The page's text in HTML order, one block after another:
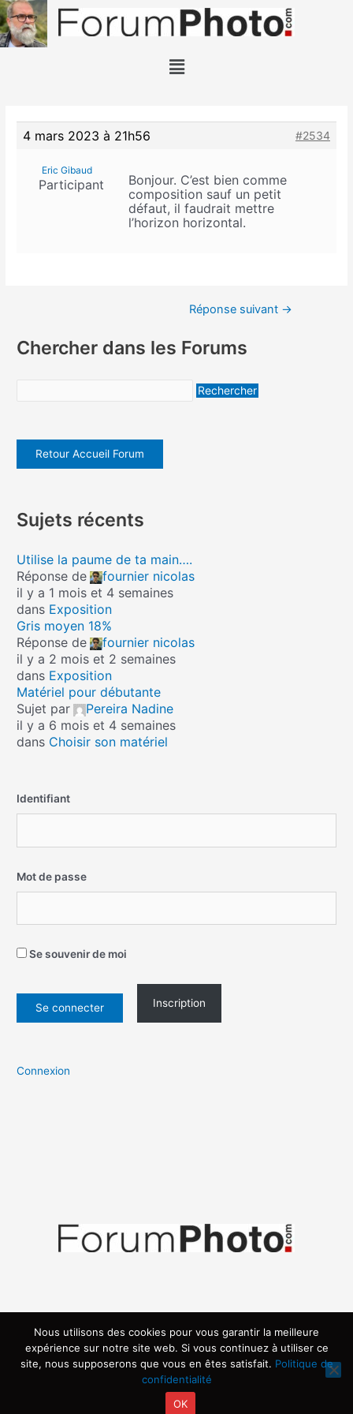
4 mars 2023 à 21h56 #2534
Eric Gibaud
Participant
Bonjour. C’est bien comme
composition sauf un petit
défaut, il faudrait mettre
l’horizon horizontal.
Réponse suivant →
Chercher dans les Forums
Retour Accueil Forum
Sujets récents
Utilise la paume de ta main….
Réponse de
fournier nicolas
il y a 1 mois et 4 semaines
dans Exposition
Gris moyen 18%
Réponse de
fournier nicolas
il y a 2 mois et 2 semaines
dans Exposition
Matériel pour débutante
Sujet par
Pereira Nadine
il y a 6 mois et 4 semaines
dans Choisir son matériel
Identifiant
Mot de passe
Se souvenir de moi
Inscription
Connexion
Copyright © 2026 | Propulsé par ARVIA
Nous utilisons des cookies pour vous garantir la meilleure
expérience sur notre site web. Si vous continuez à utiliser ce
site, nous supposerons que vous en êtes satisfait. Politique de
confidentialité
OK